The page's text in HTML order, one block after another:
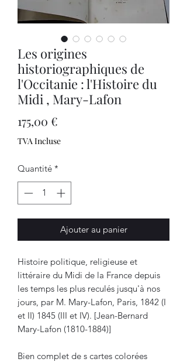
Les origines
historiographiques de
l'Occitanie : l'Histoire du
Midi , Mary-Lafon
175,00 €
TVA Incluse
Quantité *
Ajouter au panier
Histoire politique, religieuse et
littéraire du Midi de la France depuis
les temps les plus reculés jusqu'à nos
jours, par M. Mary-Lafon, Paris, 1842 (I
et II) 1845 (III et IV). [Jean-Bernard
Mary-Lafon (1810-1884)]
Bien complet de s cartes colorées